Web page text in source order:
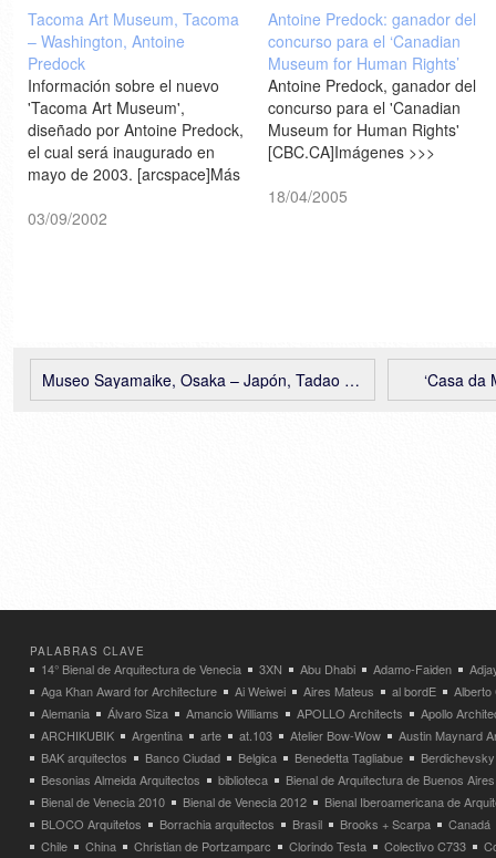
Tacoma Art Museum, Tacoma
– Washington, Antoine
Predock
Información sobre el nuevo
'Tacoma Art Museum',
diseñado por Antoine Predock,
el cual será inaugurado en
mayo de 2003. [arcspace]Más
tacomaartmuseum.org
03/09/2002
Antoine Predock: ganador del
concurso para el ‘Canadian
Museum for Human Rights’
Antoine Predock, ganador del
concurso para el 'Canadian
Museum for Human Rights'
[CBC.CA]Imágenes >>>
18/04/2005
‘Casa da
Museo Sayamaike, Osaka – Japón, Tadao Ando
PALABRAS CLAVE
14° Bienal de Arquitectura de Venecia 3XN Abu Dhabi Adamo-Faiden
Aga Khan Award for Architecture
Ai Weiwei Aires Mateus al bordE
Alberto
Alemania
Álvaro Siza Amancio Williams APOLLO Architects
Apollo
ARCHIKUBIK
Argentina arte at.103 Atelier Bow-Wow
Austin Maynard
BAK arquitectos
Banco Ciudad Belgica Benedetta Tagliabue
Besonias Almeida Arquitectos
biblioteca
Bienal de Arquitectura de Buenos Aires
Bienal de Venecia 2010
Bienal de Venecia 2012
Bienal Iberoamericana de
BLOCO Arquitetos
Borrachia arquitectos Brasil Brooks + Scarpa
Canadá
Chile
China Christian de Portzamparc Clorindo Testa Colectivo C733